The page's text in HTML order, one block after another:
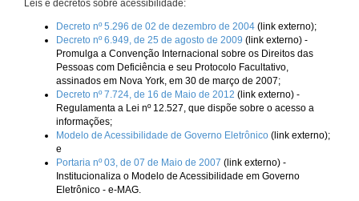
Leis e decretos sobre acessibilidade:
Decreto nº 5.296 de 02 de dezembro de 2004 (link externo);
Decreto nº 6.949, de 25 de agosto de 2009 (link externo) -
Promulga a Convenção Internacional sobre os Direitos das
Pessoas com Deficiência e seu Protocolo Facultativo,
assinados em Nova York, em 30 de março de 2007;
Decreto nº 7.724, de 16 de Maio de 2012 (link externo) -
Regulamenta a Lei nº 12.527, que dispõe sobre o acesso a
informações;
Modelo de Acessibilidade de Governo Eletrônico (link externo);
e
Portaria nº 03, de 07 de Maio de 2007 (link externo) -
Institucionaliza o Modelo de Acessibilidade em Governo
Eletrônico - e-MAG.